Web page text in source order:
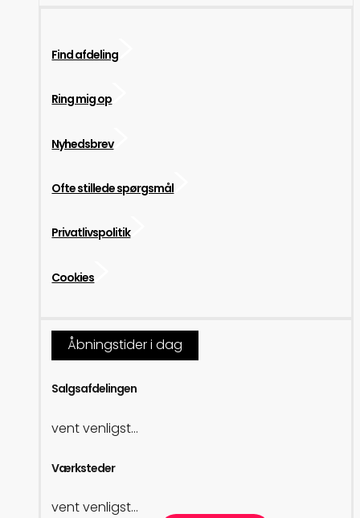
Find afdeling
Ring mig op
Nyhedsbrev
Ofte stillede spørgsmål
Privatlivspolitik
Cookies
Åbningstider i dag
Salgsafdelingen
vent venligst...
Værksteder
vent venligst...